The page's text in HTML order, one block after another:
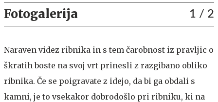
Fotogalerija 1 / 2
Naraven videz ribnika in s tem čarobnost iz pravljic o
škratih boste na svoj vrt prinesli z razgibano obliko
ribnika. Če se poigravate z idejo, da bi ga obdali s
kamni, je to vsekakor dobrodošlo pri ribniku, ki na